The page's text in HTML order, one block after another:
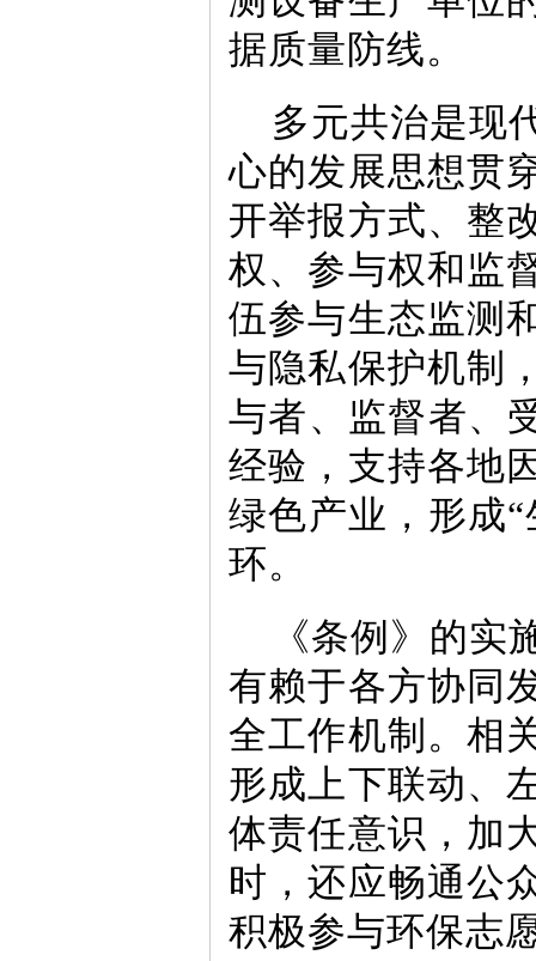
据质量防线。
多元共治是现
心的发展思想贯
开举报方式、整
权、参与权和监
伍参与生态监测
与隐私保护机制
与者、监督者、
经验，支持各地
绿色产业，形成
环。
《条例》的
有赖于各方协同
全工作机制。相
形成上下联动、
体责任意识，加
时，还应畅通公
积极参与环保志